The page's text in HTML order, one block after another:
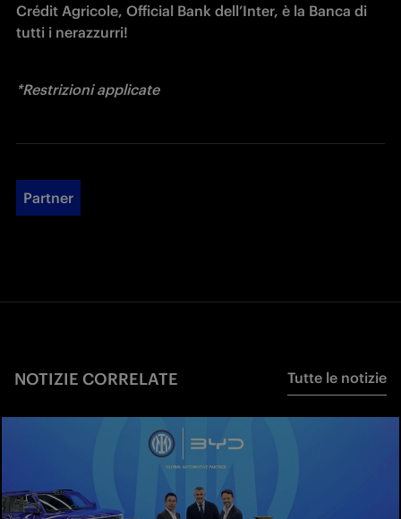
Crédit Agricole, Official Bank dell’Inter, è la Banca di
tutti i nerazzurri!
*Restrizioni applicate
Partner
NOTIZIE CORRELATE Tutte le notizie